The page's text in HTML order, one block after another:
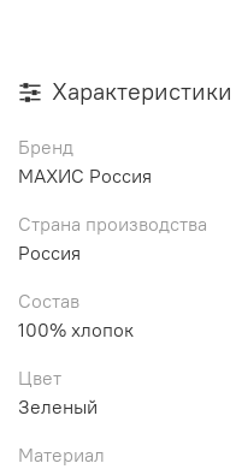
Характеристики
Бренд
МАХИС Россия
Страна производства
Россия
Состав
100% хлопок
Цвет
Зеленый
Материал